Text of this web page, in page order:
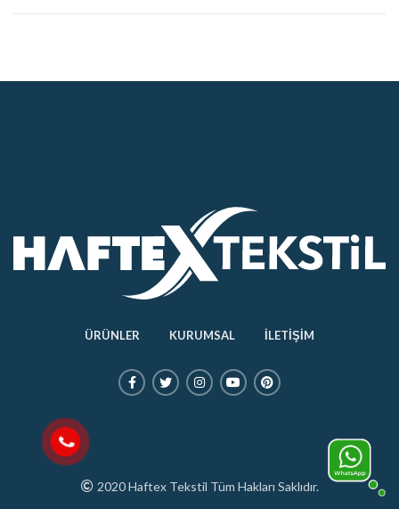
ÜRÜNLER KURUMSAL İLETİŞİM
2020 Haftex Tekstil Tüm Hakları Saklıdır.